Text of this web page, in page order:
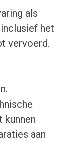
als
het
vervoerd.
kunnen
aan